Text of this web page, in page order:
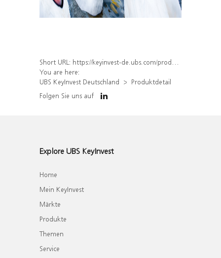
Short URL: https://keyinvest-de.ubs.com/produkt/detail/index/isin/DE000WA77249
You are here:
UBS KeyInvest Deutschland
Produktdetail
Folgen Sie uns auf
Explore UBS KeyInvest
Home
Mein KeyInvest
Märkte
Produkte
Themen
Service